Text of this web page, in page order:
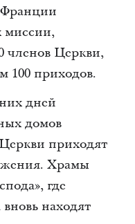
миссии,
членов Церкви,
100 приходов.
дней
домов
приходят
Храмы
где
находят